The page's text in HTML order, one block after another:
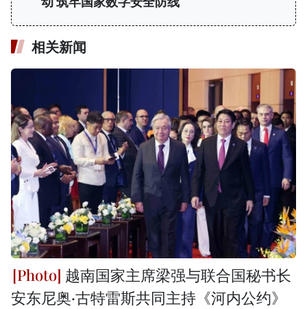
相关新闻
越南国家主席梁强与联合国秘书长
安东尼奥·古特雷斯共同主持《河内公约》